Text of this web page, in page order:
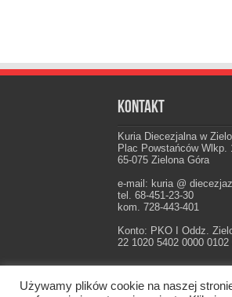
Kontakt
Kuria Diecezjalna w
Plac Powstańców Wlkp.
65-075 Zielona Góra
e-mail: kuria @
tel. 68-451-23-30
kom. 728-443-401
Konto: PKO I Oddz.
22 1020 5402 0000 0102
Oficjalna strona
Używamy plików cookie na naszej